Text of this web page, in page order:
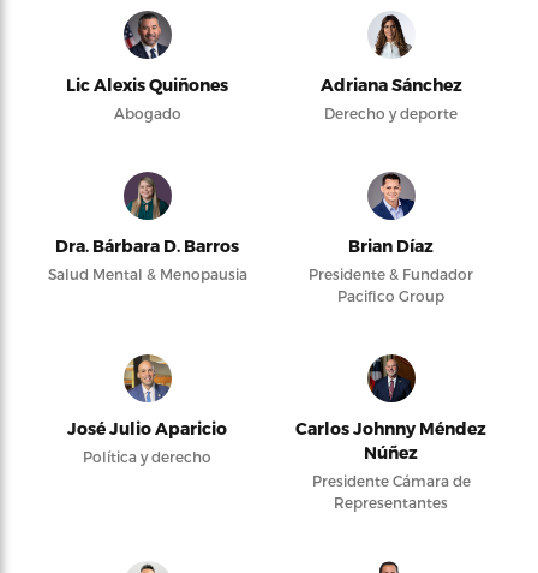
Lic Alexis Quiñones
Abogado
Adriana Sánchez
Derecho y deporte
Dra. Bárbara D. Barros
Salud Mental & Menopausia
Brian Díaz
Presidente & Fundador
Pacifico Group
José Julio Aparicio
Política y derecho
Carlos Johnny Méndez
Núñez
Presidente Cámara de
Representantes